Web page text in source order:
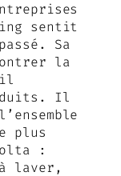
sentit
Sa
la
il
Il
plus
:
à laver,